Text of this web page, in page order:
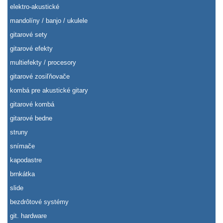
elektro-akustické
mandolíny / banjo / ukulele
gitarové sety
gitarové efekty
multiefekty / procesory
gitarové zosiľňovače
kombá pre akustické gitary
gitarové kombá
gitarové bedne
struny
snímače
kapodastre
brnkátka
slide
bezdrôtové systémy
git. hardware